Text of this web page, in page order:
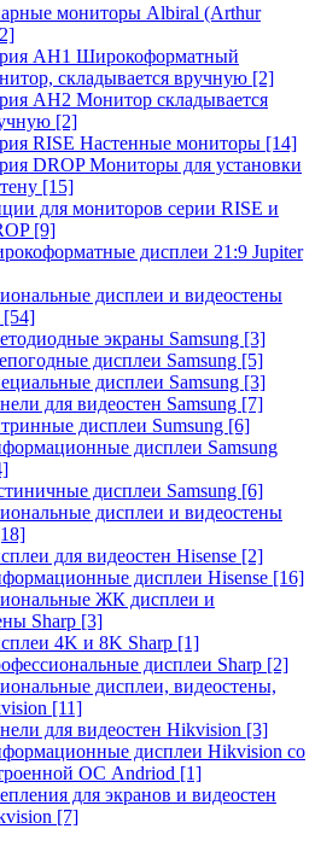
мониторы Albiral (Arthur
AH1 Широкоформатный
складывается вручную [2]
AH2 Монитор складывается
[2]
RISE Настенные мониторы [14]
DROP Мониторы для установки
[15]
для мониторов серии RISE и
[9]
дисплеи 21:9 Jupiter
дисплеи и видеостены
[54]
экраны Samsung [3]
дисплеи Samsung [5]
дисплеи Samsung [3]
для видеостен Samsung [7]
дисплеи Sumsung [6]
дисплеи Samsung
дисплеи Samsung [6]
дисплеи и видеостены
для видеостен Hisense [2]
дисплеи Hisense [16]
ЖК дисплеи и
Sharp [3]
4K и 8K Sharp [1]
дисплеи Sharp [2]
дисплеи, видеостены,
[11]
для видеостен Hikvision [3]
дисплеи Hikvision со
ОС Andriod [1]
для экранов и видеостен
[7]